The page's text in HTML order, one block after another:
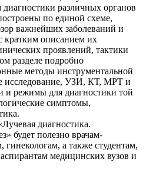
различных органов
по единой схеме,
важнейших заболеваний и
кратким описанием их
проявлений, тактики
разделе подробно
методы инструментальной
исследование, УЗИ, КТ, МРТ и
и режимы для диагностики той
симптомы,
диагностика.
будет полезно врачам-
а также студентам,
медицинских вузов и